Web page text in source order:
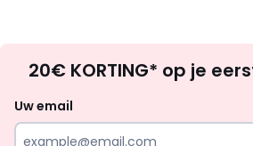
zoek
20€ KORTING* op je
Uw email